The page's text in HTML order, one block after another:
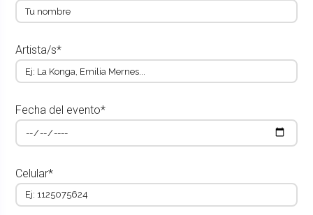
Artista/s*
Fecha del evento*
Celular*